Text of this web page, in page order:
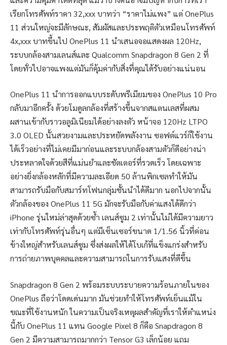
เรียกโทรศัพท์ราคา 32,xxx บาทว่า “ราคาไม่แพง” แต่ OnePlus
11 ส่วนใหญ่จะมีลักษณะ, สัมผัสและประพฤติตัวเหมือนโทรศัพท์
4x,xxx บาทขึ้นไป OnePlus 11 นำเสนอจอแสดงผล 120Hz,
ระบบกล้องสามเลนส์และ Qualcomm Snapdragon 8 Gen 2 ที่
โดยทั่วไปอาจแพงแต่มันก็คุ้มค่ากับสิ่งที่คุณได้รับอย่างแน่นอน
OnePlus 11 นำการออกแบบระดับพรีเมียมของ OnePlus 10 Pro
กลับมาอีกครั้ง ด้วยโมดูลกล้องที่สร้างขึ้นจากสแตนเลสที่ผสม
ผสานเข้ากับราวอลูมิเนียมได้อย่างลงตัว หน้าจอ 120Hz LTPO
3.0 OLED นั้นสวยงามและประหยัดพลังงาน ซอฟต์แวร์ก็ใช้งาน
ได้เร็วอย่างที่ไม่เคยมีมาก่อนและระบบกล้องสามตัวก็ดีอย่างน่า
ประหลาดใจด้วยสีที่แม่นยำและชัตเตอร์ที่รวดเร็ว โดยเฉพาะ
อย่างยิ่งกล้องหลักที่มีความละเอียด 50 ล้านพิกเซลทำให้มัน
สามารถรับมือกับสมาร์ทโฟนกลุ่มชั้นนำได้ดีมาก นอกไปจากนั้น
ตัวกล้องของ OnePlus 11 5G มักจะรับมือกับค่าแสงได้ดีกว่า
iPhone รุ่นใหม่ล่าสุดด้วยซ้ำ เลนส์ซูม 2 เท่านั้นไม่ได้มีความยาว
เท่ากับโทรศัพท์รุ่นอื่นๆ แต่มีเซ็นเซอร์ขนาด 1/1.56 นิ้วที่ค่อน
ข้างใหญ่สำหรับเลนส์ซูม ซึ่งส่งผลให้ได้โบเก้ที่แข็งแกร่งสำหรับ
การถ่ายภาพบุคคลและความสามารถในการรับแสงที่ดีขึ้น
Snapdragon 8 Gen 2 พร้อมระบบระบายความร้อนภายในของ
OnePlus ถือว่าโดดเด่นมาก มันช่วยทำให้โทรศัพท์เย็นแม้ใน
ขณะที่ใช้งานหนัก ในความเป็นจริงเหตุผลสำคัญที่เราให้ตำแหน่ง
นี้กับ OnePlus 11 แทน Google Pixel 8 ก็คือ Snapdragon 8
Gen 2 มีความสามารถมากกว่า Tensor G3 เล็กน้อย แถม